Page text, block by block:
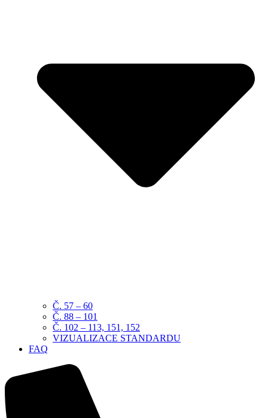
Č. 57 – 60
Č. 88 – 101
Č. 102 – 113, 151, 152
VIZUALIZACE STANDARDU
FAQ